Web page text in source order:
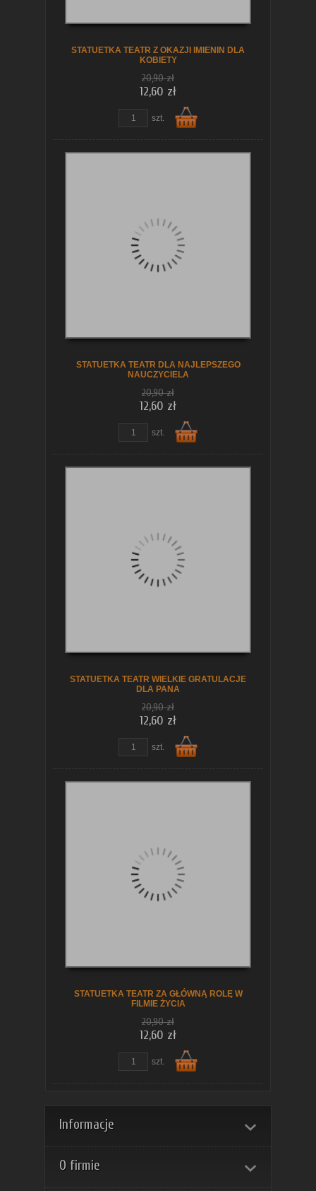
STATUETKA TEATR Z OKAZJI IMIENIN DLA
KOBIETY
20,90 zł
12,60 zł
szt.
STATUETKA TEATR DLA NAJLEPSZEGO
NAUCZYCIELA
20,90 zł
12,60 zł
szt.
STATUETKA TEATR WIELKIE GRATULACJE
DLA PANA
20,90 zł
12,60 zł
szt.
STATUETKA TEATR ZA GŁÓWNĄ ROLĘ W
FILMIE ŻYCIA
20,90 zł
12,60 zł
szt.
Informacje
O firmie